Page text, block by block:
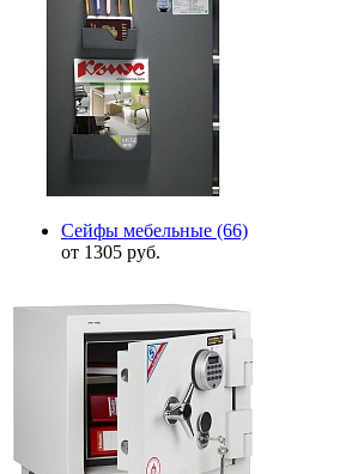
Сейфы мебельные (66)
от 1305 руб.